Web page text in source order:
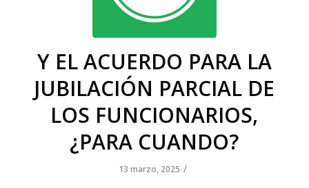
Y EL ACUERDO PARA LA
JUBILACIÓN PARCIAL DE
LOS FUNCIONARIOS,
¿PARA CUANDO?
13 marzo, 2025 /